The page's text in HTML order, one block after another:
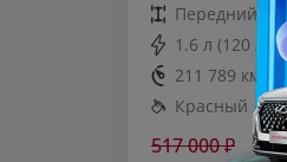
Передний
1.6 л (120
211 789 км.
Красный
517 000₽